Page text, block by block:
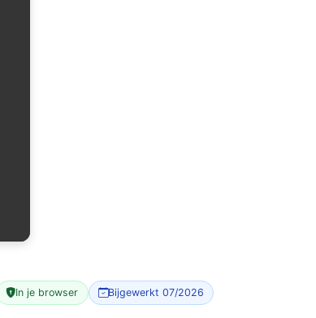
In je browser Bijgewerkt 07/2026